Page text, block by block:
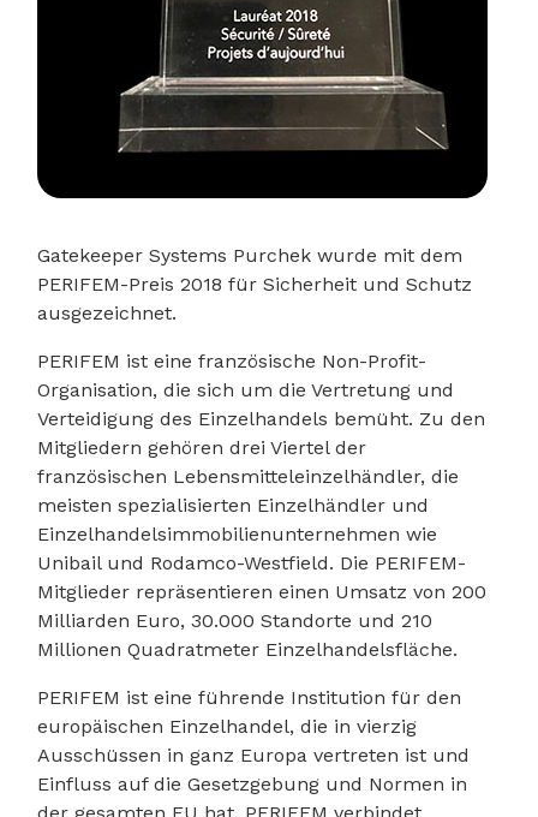
Gatekeeper Systems Purchek wurde mit dem
PERIFEM-Preis 2018 für Sicherheit und Schutz
ausgezeichnet.
PERIFEM ist eine französische Non-Profit-
Organisation, die sich um die Vertretung und
Verteidigung des Einzelhandels bemüht. Zu den
Mitgliedern gehören drei Viertel der
französischen Lebensmitteleinzelhändler, die
meisten spezialisierten Einzelhändler und
Einzelhandelsimmobilienunternehmen wie
Unibail und Rodamco-Westfield. Die PERIFEM-
Mitglieder repräsentieren einen Umsatz von 200
Milliarden Euro, 30.000 Standorte und 210
Millionen Quadratmeter Einzelhandelsfläche.
PERIFEM ist eine führende Institution für den
europäischen Einzelhandel, die in vierzig
Ausschüssen in ganz Europa vertreten ist und
Einfluss auf die Gesetzgebung und Normen in